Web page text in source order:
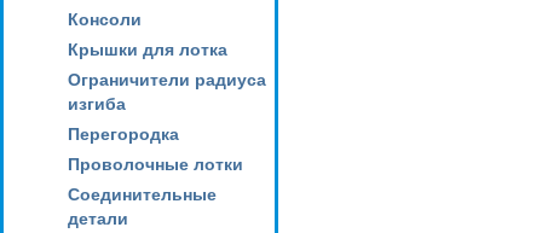
Консоли
Крышки для лотка
Ограничители радиуса
изгиба
Перегородка
Проволочные лотки
Соединительные
детали